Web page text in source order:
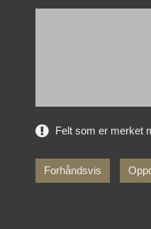
Felt som er merket